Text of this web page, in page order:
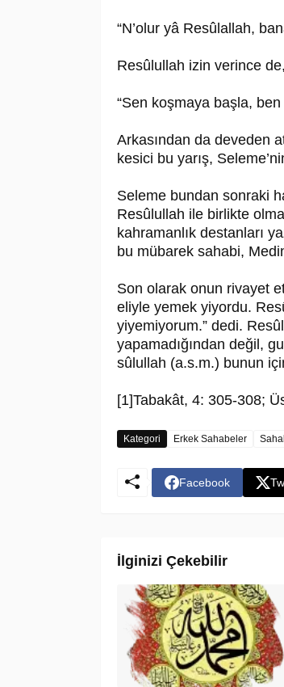
“N’olur yâ Re­sû­lal­lah,
Re­sû­lul­lah izin verince
“Sen koşmaya başla, ben
Arkasından da deveden
kesici bu yarış,
Seleme bundan sonraki
Re­sû­lul­lah ile birlikte
kahramanlık destanları
bu mübarek sahabi,
Son olarak onun rivayet
eliyle yemek yiyordu.
yiyemiyorum.” dedi.
yapamadığından değil,
sû­lul­lah (a.s.m.) bunun
[1]Tabakât, 4: 305-308;
Kategori Erkek Sahabeler
Facebook
İlginizi Çekebilir